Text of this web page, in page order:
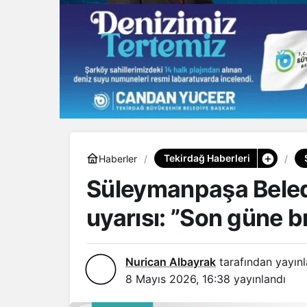
Haberler Tekirdağ Haberleri
Süleymanpaşa
uyarısı: ”Son güne
Nurican Albayrak tarafından
8 Mayıs 2026, 16:38 yayınlandı